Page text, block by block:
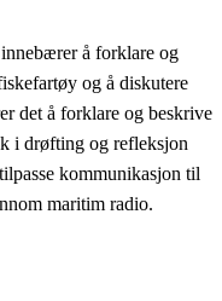
å forklare og
og å diskutere
det å forklare og beskrive
i drøfting og refleksjon
kommunikasjon til
maritim radio.